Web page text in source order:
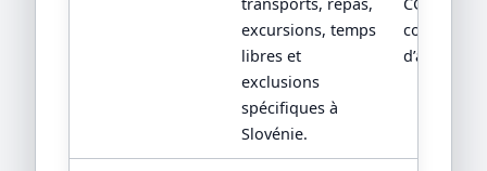
transports, repas,
excursions, temps
libres et
exclusions
spécifiques à
Slovénie.
CGV/CPV et
conditions